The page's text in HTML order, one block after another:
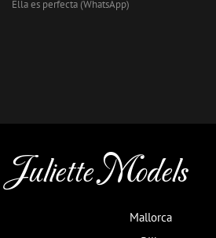
Ella es perfecta (WhatsApp)
Juliette Models
Mallorca